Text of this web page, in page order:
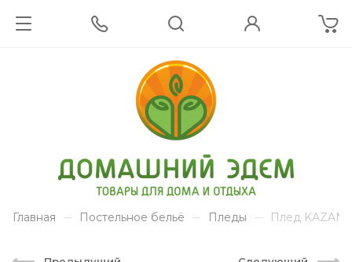
Главная Постельное бельё Пледы Плед